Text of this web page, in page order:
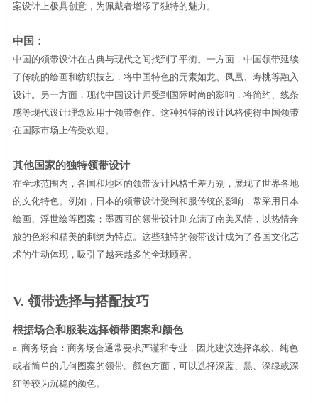
案设计上极具创意，为佩戴者增添了独特的魅力。
中国：
中国的领带设计在古典与现代之间找到了平衡。一方面，中国领带延续
了传统的绘画和纺织技艺，将中国特色的元素如龙、凤凰、寿桃等融入
设计。另一方面，现代中国设计师受到国际时尚的影响，将简约、线条
感等现代设计理念应用于领带创作。这种独特的设计风格使得中国领带
在国际市场上倍受欢迎。
其他国家的独特领带设计
在全球范围内，各国和地区的领带设计风格千差万别，展现了世界各地
的文化特色。例如，日本的领带设计受到和服传统的影响，常采用日本
绘画、浮世绘等图案；墨西哥的领带设计则充满了南美风情，以热情奔
放的色彩和精美的刺绣为特点。这些独特的领带设计成为了各国文化艺
术的生动体现，吸引了越来越多的全球顾客。
V. 领带选择与搭配技巧
根据场合和服装选择领带图案和颜色
a. 商务场合：商务场合通常要求严谨和专业，因此建议选择条纹、纯色
或者简单的几何图案的领带。颜色方面，可以选择深蓝、黑、深绿或深
红等较为沉稳的颜色。